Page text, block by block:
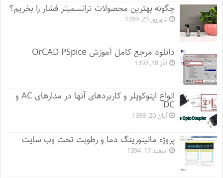
چگونه بهترین محصولات ترانسمیتر فشار را بخریم؟
شهریور 25, 1399
دانلود مرجع کامل آموزش OrCAD PSpice
آذر 18, 1392
انواع اپتوکوپلر و کاربردهای آنها در مدارهای AC و
DC
آبان 20, 1399
پروژه مانيتورينگ دما و رطوبت تحت وب سایت
اسفند 17, 1394